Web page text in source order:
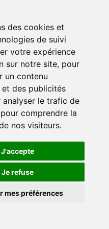
des cookies et
de suivi
votre expérience
sur notre site, pour
un contenu
et des publicités
analyser le trafic de
comprendre la
nos visiteurs.
J'accepte
Je refuse
mes préférences